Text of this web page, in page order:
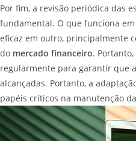
Por fim, a revisão periódica das
fundamental. O que funciona
eficaz em outro, principalmente
do mercado financeiro.
regularmente para garantir que
alcançadas. Portanto, a
papéis críticos na manutenção